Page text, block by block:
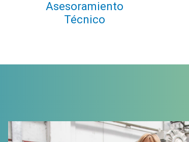
Asesoramiento
Técnico